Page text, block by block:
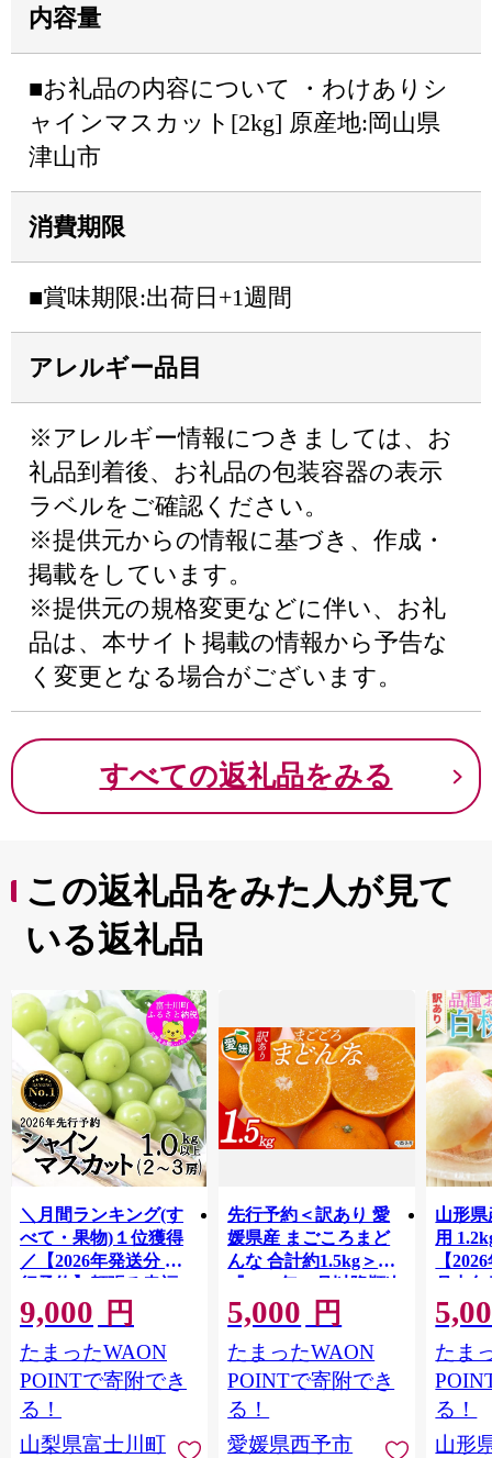
内容量
■お礼品の内容について ・わけありシ
ャインマスカット[2kg] 原産地:岡山県
津山市
消費期限
■賞味期限:出荷日+1週間
アレルギー品目
※アレルギー情報につきましては、お
礼品到着後、お礼品の包装容器の表示
ラベルをご確認ください。
※提供元からの情報に基づき、作成・
掲載をしています。
※提供元の規格変更などに伴い、お礼
品は、本サイト掲載の情報から予告な
く変更となる場合がございます。
すべての返礼品をみる
この返礼品をみた人が見て
いる返礼品
＼月間ランキング(す
べて・果物)１位獲得
／【2026年発送分 先
行予約】頬張る幸福
感 〜緑の宝石・ シ
ャインマスカット 〜
１ｋｇ以上（２〜３
房） フルーツ 山梨県
産 果物 くだもの シャ
イン マスカット ぶど
う ブドウ 葡萄 大粒 種
9,000 円
たまったWAON
POINTで寄附でき
る！
山梨県富士川町
先行予約＜訳あり 愛
媛県産 まごころまど
んな 合計約1.5kg＞
『2026年11月以降順次
出荷予定』ご家庭用
ご自宅用 紅まどんな
マドンナ お試し わけ
あり 果物 柑橘 フルー
ツ 高級 国産 濃厚 果汁
産地直送 ミヤモトオ
レンジガーデン 愛媛
5,000 円
たまったWAON
POINTで寄附でき
る！
愛媛県西予市
山形
用
【
月中
果物
もも
たま
る！
山形